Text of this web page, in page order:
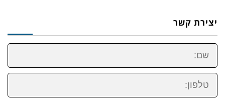
יצירת קשר
שם:
טלפון: